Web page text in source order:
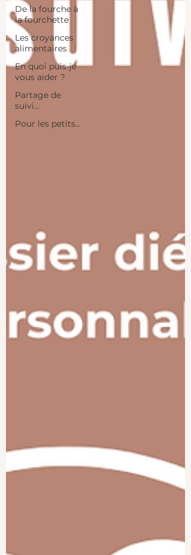
De la fourche à
la fourchette
Les croyances
alimentaires
En quoi puis-je
vous aider ?
Partage de
suivi...
Pour les petits...